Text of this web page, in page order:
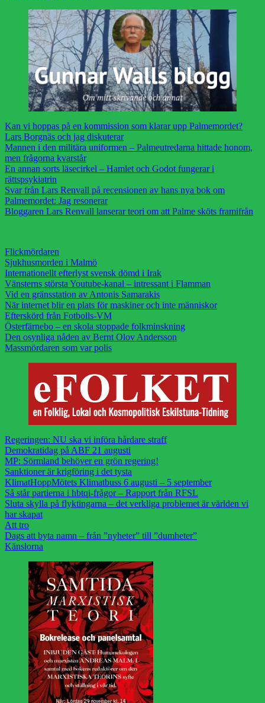
Kan vi hoppas på en kommission som klarar upp Palmemordet?
Lars Borgnäs och jag diskuterar
Mannen i den militära uniformen – Palmeutredarna hittade honom,
men frågorna kvarstår
En annan sorts läsecirkel – Hamlet och Godot fungerar i
rättspsykiatrin
Svar från Lars Renvall på recensionen av hans nya bok om
Palmemordet: Jag resonerar
Bloggaren Lars Renvall lanserar teori om att Palme sköts framifrån
Flickmördaren
Sjukhusmorden i Malmö
Internationellt efterlyst svensk dömd i Irak
Vänsterns största Youtube-kanal – intressant i Flamman
Vid en gränsstation av Antonis Samarakis
När internet blir en plats för maskiner och inte människor
Efterskörd från Fotbolls-VM
Österfärnebo – en skola stoppade folkminskning
Den osynliga nåden av Bernt Olov Andersson
Massmördaren som var polis
Regeringen: NU ska vi införa hårdare straff
Demokratidag på ABF 21 augusti
MP: Sörmland behöver en grön regering!
Sanktioner är krigföring i det tysta
KlimatHoppMötets Klimatbuss 6 augusti – 5 september
Så står partierna i hbtqi-frågor – Rapport från RFSL
Sluta skylla på flyktingarna – det verkliga problemet är världen vi
har skapat
Att tro
Dags att byta namn – från ”nyheter” till ”dumheter”
Känslorna